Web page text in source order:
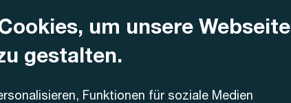
um unsere Webseite
gestalten.
Funktionen für soziale Medien